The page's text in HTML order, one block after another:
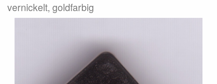
vernickelt, goldfarbig